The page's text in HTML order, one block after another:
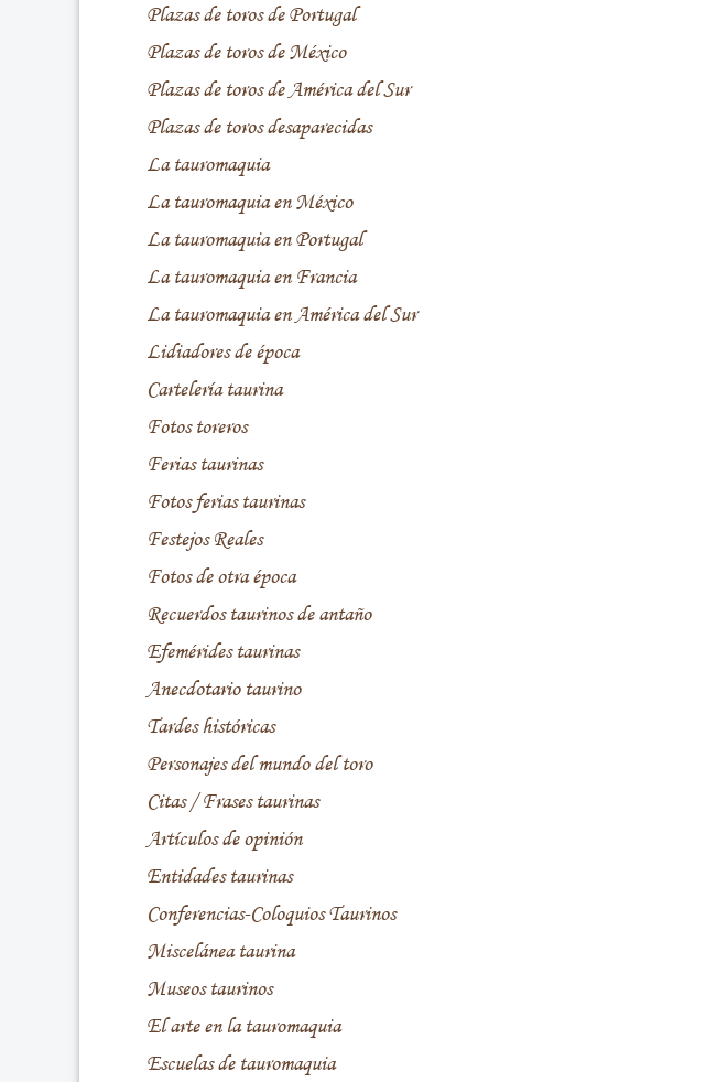
Plazas de toros de Portugal
Plazas de toros de México
Plazas de toros de América del Sur
Plazas de toros desaparecidas
La tauromaquia
La tauromaquia en México
La tauromaquia en Portugal
La tauromaquia en Francia
La tauromaquia en América del Sur
Lidiadores de época
Cartelería taurina
Fotos toreros
Ferias taurinas
Fotos ferias taurinas
Festejos Reales
Fotos de otra época
Recuerdos taurinos de antaño
Efemérides taurinas
Anecdotario taurino
Tardes históricas
Personajes del mundo del toro
Citas / Frases taurinas
Artículos de opinión
Entidades taurinas
Conferencias-Coloquios Taurinos
Miscelánea taurina
Museos taurinos
El arte en la tauromaquia
Escuelas de tauromaquia